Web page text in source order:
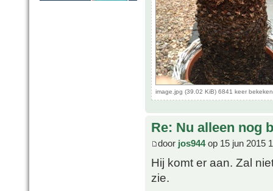
image.jpg (39.02 KiB) 6841 keer bekeken
Re: Nu alleen nog
door jos944op 15 jun 2015
Hij komt er aan. Zal
zie.